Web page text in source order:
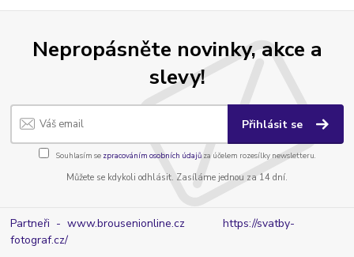
Nepropásněte novinky, akce a
slevy!
Přihlásit se
Souhlasím se zpracováním osobních údajůza účelem rozesílky newsletteru.
Můžete se kdykoli odhlásit. Zasíláme jednou za 14 dní.
Partneři - www.brousenionline.czhttps://svatby-
fotograf.cz/